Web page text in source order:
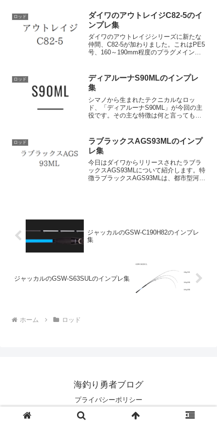
るものの、並継ぎに比べて性能が低いと
いう認識があります...
ロッド
ダイワのアウトレイジC82-5のイ
ンプレ集
ダイワのアウトレイジシリーズに新たな
仲間、C82-5が加わりました。これはPE5
号、160～190mm程度のプラグメインで
す。その最大の特徴は、やはりその高い
バランス性...
ロッド
ディアルーナS90MLのインプレ
集
シマノから生まれたテクニカルなロッ
ド、「ディアルーナS90ML」が今回の主
役です。その主な特徴は何と言っても操
うバランスの取れたレングスを持つこと
から、シーバスや...
ロッド
ラブラックスAGS93MLのインプ
レ集
今日はダイワからリリースされたラブラ
ックスAGS93MLについて紹介します。特
徴ラブラックスAGS93MLは、都市型河川
ジャッカルのGSW-C190H82のインプレ
集
ジャッカルのGSW-S63SULのインプレ集
ホーム ロッド
海釣り勇者ブログ
プライバシーポリシー
© 2023 海釣り勇者ブログ.